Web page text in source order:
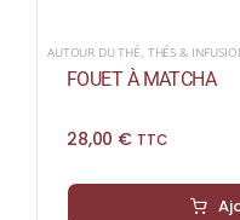
AUTOUR DU THÉ THÉS &
FOUET À MATCHA
28,00 € TTC